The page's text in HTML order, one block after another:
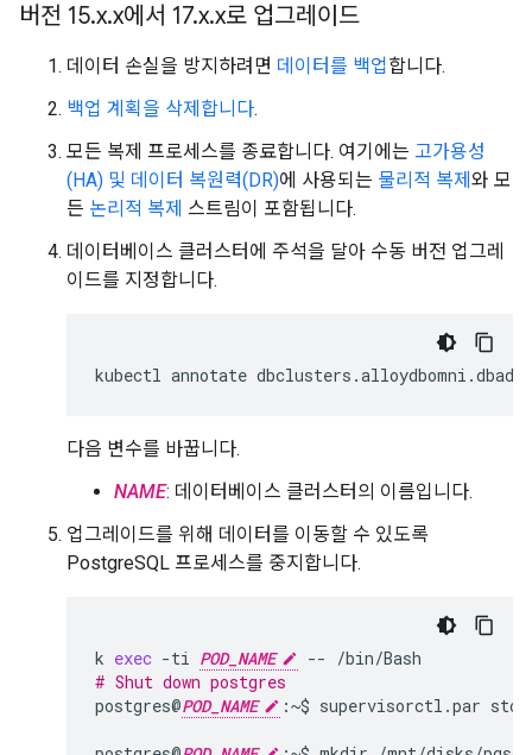
버전 15.x.x에서 17.x.x로 업그레이드
데이터 손실을 방지하려면 데이터를 백업합니다.
백업 계획을 삭제합니다.
모든 복제 프로세스를 종료합니다. 여기에는 고가용성
(HA) 및 데이터 복원력(DR)에 사용되는 물리적 복제 와 모
든 논리적 복제 스트림이 포함됩니다.
데이터베이스 클러스터에 주석을 달아 수동 버전 업그레
이드를 지정합니다.
kubectl annotate
다음 변수를 바꿉니다.
NAME: 데이터베이스 클러스터의 이름입니다.
업그레이드를 위해 데이터를 이동할 수 있도록
PostgreSQL 프로세스를 중지합니다.
k exec -ti POD_NAME --
# Shut down postgres
postgres@POD_NAME :~$ supervisorctl.par stop